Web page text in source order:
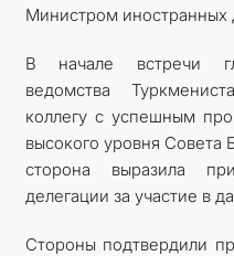
Министром
В начале встречи
ведомства
коллегу с успешным
высокого уровня Совета
сторона выразила
делегации за участие в
Стороны подтвердили